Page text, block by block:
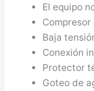
El equipo
Baja
Conexión
Protector
Goteo de